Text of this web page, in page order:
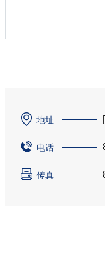
地址
电话
传真